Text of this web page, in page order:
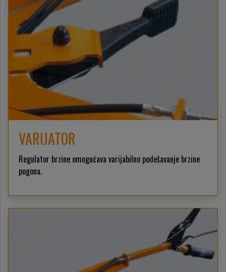
VARIJATOR
Regulator brzine omogućava varijabilno podešavanje brzine
pogona.